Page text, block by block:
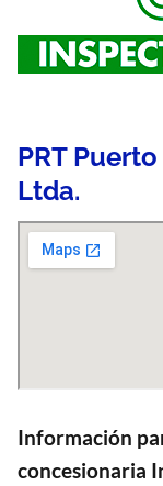
PRT
Ltda.
Información
concesionaria